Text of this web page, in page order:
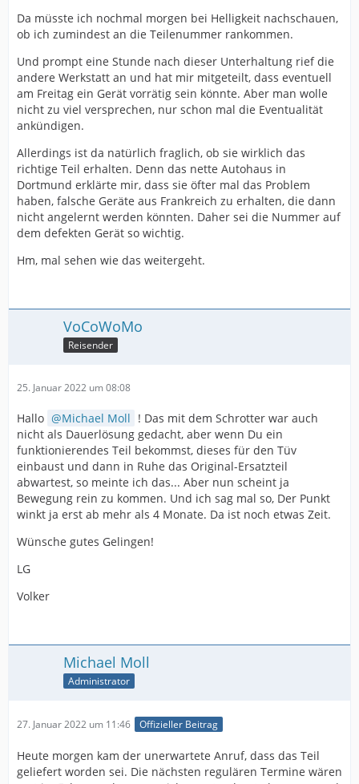
Da müsste ich nochmal morgen bei Helligkeit nachschauen,
ob ich zumindest an die Teilenummer rankommen.
Und prompt eine Stunde nach dieser Unterhaltung rief die
andere Werkstatt an und hat mir mitgeteilt, dass eventuell
am Freitag ein Gerät vorrätig sein könnte. Aber man wolle
nicht zu viel versprechen, nur schon mal die Eventualität
ankündigen.
Allerdings ist da natürlich fraglich, ob sie wirklich das
richtige Teil erhalten. Denn das nette Autohaus in
Dortmund erklärte mir, dass sie öfter mal das Problem
haben, falsche Geräte aus Frankreich zu erhalten, die dann
nicht angelernt werden könnten. Daher sei die Nummer auf
dem defekten Gerät so wichtig.
Hm, mal sehen wie das weitergeht.
VoCoWoMo
Reisender
25. Januar 2022 um 08:08
Hallo Michael Moll ! Das mit dem Schrotter war auch
nicht als Dauerlösung gedacht, aber wenn Du ein
funktionierendes Teil bekommst, dieses für den Tüv
einbaust und dann in Ruhe das Original-Ersatzteil
abwartest, so meinte ich das... Aber nun scheint ja
Bewegung rein zu kommen. Und ich sag mal so, Der Punkt
winkt ja erst ab mehr als 4 Monate. Da ist noch etwas Zeit.
Wünsche gutes Gelingen!
LG
Volker
Michael Moll
Administrator
27. Januar 2022 um 11:46 Offizieller Beitrag
Heute morgen kam der unerwartete Anruf, dass das Teil
geliefert worden sei. Die nächsten regulären Termine wären